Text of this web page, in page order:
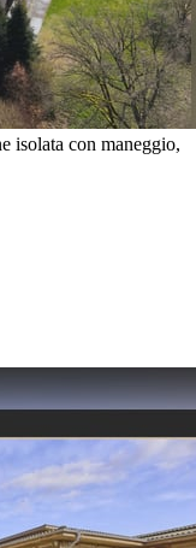
isolata con maneggio,